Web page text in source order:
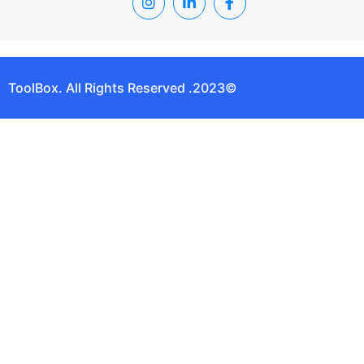
©2023. ToolBox. All Rights Reserved